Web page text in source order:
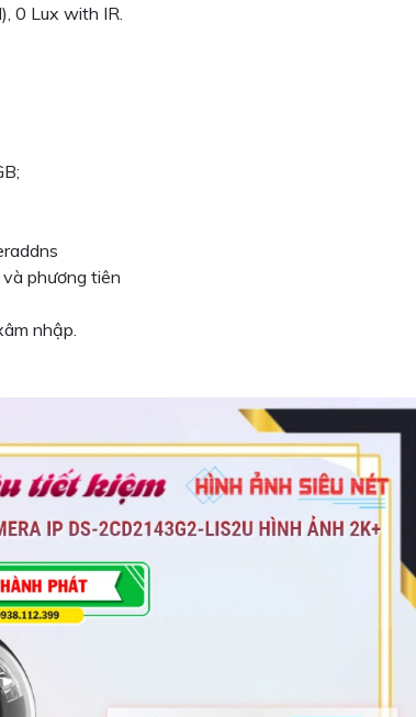
0 Lux with IR.
phương tiên
nhập.